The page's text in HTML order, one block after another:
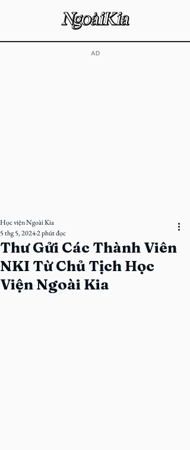
​AD
Thư Gửi Các Thành Viên
NKI Từ Chủ Tịch Học
Viện Ngoài Kia
Học viện Ngoài Kia
5 thg 5, 20242 phút đọc